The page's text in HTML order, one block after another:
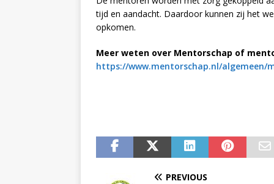
tijd en aandacht. Daardoor kunnen zij het
opkomen.
Meer weten over Mentorschap of
https://www.mentorschap.nl/algemeen/
PREVIOUS